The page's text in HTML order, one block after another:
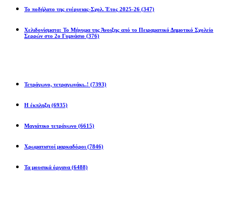
Το ποδήλατο της ενέργειας-Σχολ. Έτος 2025-26 (347)
Χελιδονίσματα: Το Μήνυμα της Άνοιξης από το Πειραματικό Δημοτικό Σχολείο
Σερρών στο 2ο Γυμνάσιο (376)
Τετράγωνο, τετραγωνάκι..! (7393)
Η έκπληξη (6935)
Μαγιάτικο τετράγωνο (6615)
Χρωματιστοί μαρκαδόροι (7846)
Τα μουσικά όργανα (6488)